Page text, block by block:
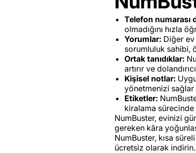
Telefon numarası
olmadığını hızla
Yorumlar: Diğer
sorumluluk sahibi,
Ortak tanıdıklar:
artırır ve
Kişisel notlar:
yönetmenizi sağlar
Etiketler:
kiralama sürecinde
NumBuster, evinizi
gereken kâra
NumBuster, kısa
ücretsiz olarak indirin.